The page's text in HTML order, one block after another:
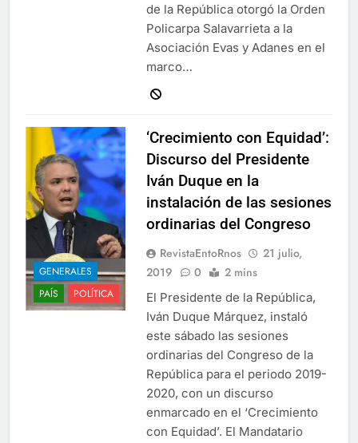
de la República otorgó la Orden
Policarpa Salavarrieta a la
Asociación Evas y Adanes en el
marco…
GENERALES
PAÍS
POLÍTICA
‘Crecimiento con Equidad’:
Discurso del Presidente
Iván Duque en la
instalación de las sesiones
ordinarias del Congreso
RevistaEntoRnos
21 julio,
2019
0 2 mins
El Presidente de la República,
Iván Duque Márquez, instaló
este sábado las sesiones
ordinarias del Congreso de la
República para el periodo 2019-
2020, con un discurso
enmarcado en el ‘Crecimiento
con Equidad’. El Mandatario